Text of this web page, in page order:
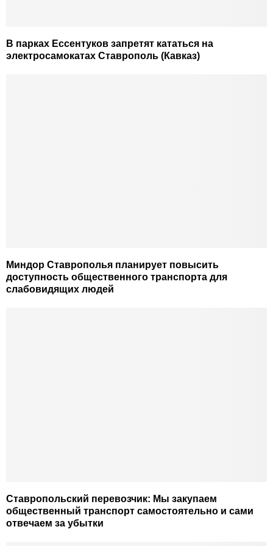
В парках Ессентуков запретят кататься на
электросамокатах Ставрополь (Кавказ)
Миндор Ставрополья планирует повысить
доступность общественного транспорта для
слабовидящих людей
Ставропольский перевозчик: Мы закупаем
общественный транспорт самостоятельно и сами
отвечаем за убытки